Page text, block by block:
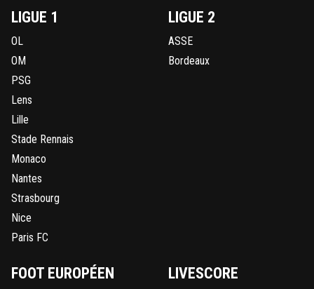
LIGUE 1
OL
OM
PSG
Lens
Lille
Stade Rennais
Monaco
Nantes
Strasbourg
Nice
Paris FC
LIGUE 2
ASSE
Bordeaux
FOOT EUROPÉEN LIVESCORE